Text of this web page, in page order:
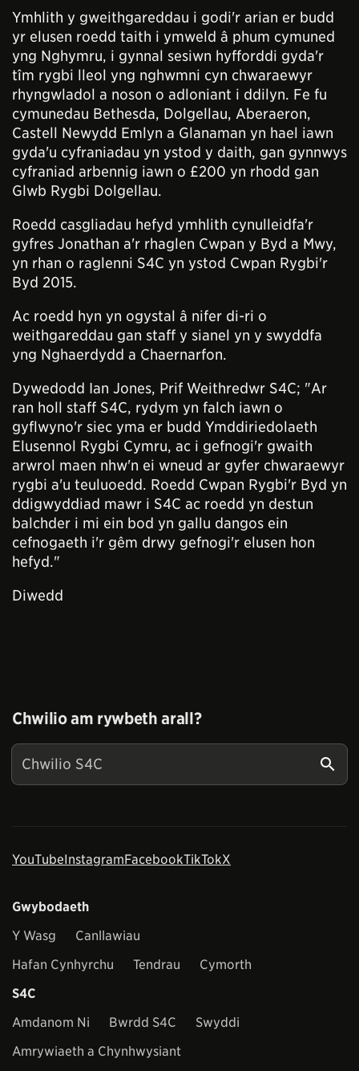
Ymhlith y gweithgareddau i godi'r arian er budd
yr elusen roedd taith i ymweld â phum cymuned
yng Nghymru, i gynnal sesiwn hyfforddi gyda'r
tîm rygbi lleol yng nghwmni cyn chwaraewyr
rhyngwladol a noson o adloniant i ddilyn. Fe fu
cymunedau Bethesda, Dolgellau, Aberaeron,
Castell Newydd Emlyn a Glanaman yn hael iawn
gyda'u cyfraniadau yn ystod y daith, gan gynnwys
cyfraniad arbennig iawn o £200 yn rhodd gan
Glwb Rygbi Dolgellau.
Roedd casgliadau hefyd ymhlith cynulleidfa'r
gyfres Jonathan a'r rhaglen Cwpan y Byd a Mwy,
yn rhan o raglenni S4C yn ystod Cwpan Rygbi'r
Byd 2015.
Ac roedd hyn yn ogystal â nifer di-ri o
weithgareddau gan staff y sianel yn y swyddfa
yng Nghaerdydd a Chaernarfon.
Dywedodd Ian Jones, Prif Weithredwr S4C; "Ar
ran holl staff S4C, rydym yn falch iawn o
gyflwyno'r siec yma er budd Ymddiriedolaeth
Elusennol Rygbi Cymru, ac i gefnogi'r gwaith
arwrol maen nhw'n ei wneud ar gyfer chwaraewyr
rygbi a'u teuluoedd. Roedd Cwpan Rygbi'r Byd yn
ddigwyddiad mawr i S4C ac roedd yn destun
balchder i mi ein bod yn gallu dangos ein
cefnogaeth i'r gêm drwy gefnogi'r elusen hon
hefyd."
Diwedd
Chwilio am rywbeth arall?
YouTubeInstagramFacebookTikTokX
Gwybodaeth
Y Wasg
Canllawiau
Hafan Cynhyrchu
Tendrau
Cymorth
S4C
Amdanom Ni
Bwrdd S4C
Swyddi
Amrywiaeth a Chynhwysiant